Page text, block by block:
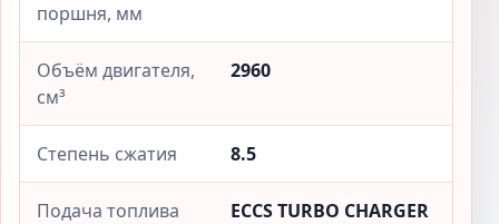
поршня, мм
Объём двигателя,
см³
2960
Степень сжатия 8.5
Подача топлива ECCS TURBO CHARGER